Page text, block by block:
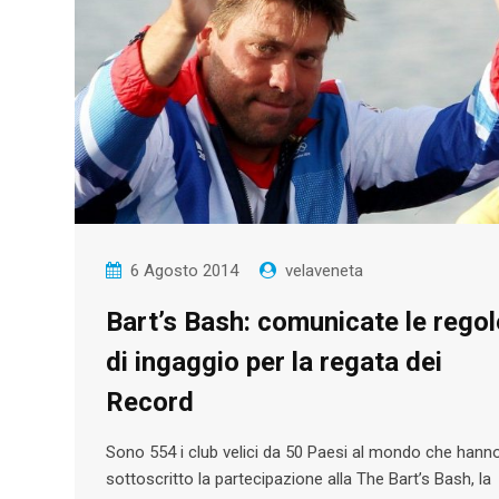
6 Agosto 2014 velaveneta
Bart’s Bash: comunicate le
di ingaggio per la regata dei
Record
Sono 554 i club velici da 50 Paesi al mondo che
sottoscritto la partecipazione alla The Bart’s Bash, la